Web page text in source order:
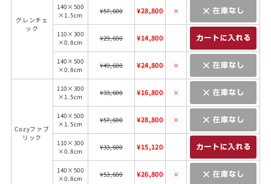
グレンチェ
ック
140×500
×1.5cm
¥57,600 ¥28,800 ×
110×300
×0.8cm
¥29,600 ¥14,800
140×500
×0.8cm
¥49,600 ¥24,800 ×
Cozyファブ
リック
110×300
×1.5cm
¥33,600 ¥16,800 ×
140×500
×1.5cm
¥57,600 ¥28,800 ×
110×300
×0.8cm
¥33,600 ¥15,120
140×500
×0.8cm
¥53,600 ¥26,800 ×